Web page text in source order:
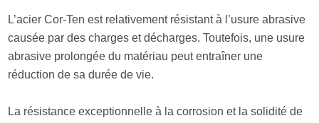
L’acier Cor-Ten est relativement résistant à l’usure abrasive
causée par des charges et décharges. Toutefois, une usure
abrasive prolongée du matériau peut entraîner une
réduction de sa durée de vie.
La résistance exceptionnelle à la corrosion et la solidité de